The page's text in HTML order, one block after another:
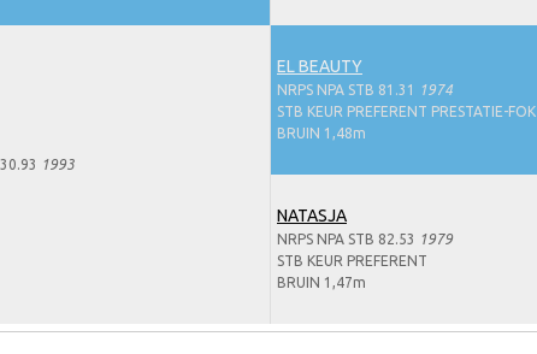
1993
EL BEAUTY
NRPS NPA STB 81.31
1974
STB KEUR PREFERENT PRESTATIE-FOK
BRUIN 1,48m
NATASJA
NRPS NPA STB 82.53
1979
STB KEUR PREFERENT
BRUIN 1,47m